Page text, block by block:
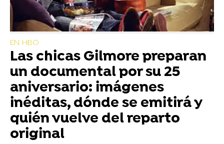
EN HBO
Las chicas Gilmore preparan
un documental por su 25
aniversario: imágenes
inéditas, dónde se emitirá y
quién vuelve del reparto
original